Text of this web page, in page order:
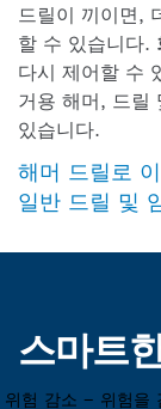
드릴이 끼이면,
할 수 있습니다.
다시 제어할 수
거용 해머, 드릴
있습니다.
해머 드릴로
일반 드릴 및
스마트
위험 감소 – 위험을